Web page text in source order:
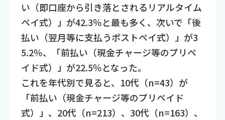
い（即口座から引き落とされるリアルタイム
ペイ式）」が42.3％と最も多く、次いで「後
払い（翌月等に支払うポストペイ式）」が3
5.2％、「前払い（現金チャージ等のプリペ
イド式）」が22.5％となった。
これを年代別で見ると、10代（n=43）が
「前払い（現金チャージ等のプリペイド
式）」、20代（n=213）、30代（n=163）、